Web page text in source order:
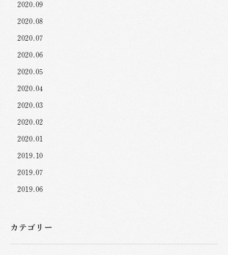
2020.09
2020.08
2020.07
2020.06
2020.05
2020.04
2020.03
2020.02
2020.01
2019.10
2019.07
2019.06
カテゴリー